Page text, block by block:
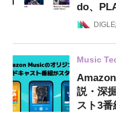
do、
Music
説・深
スト3